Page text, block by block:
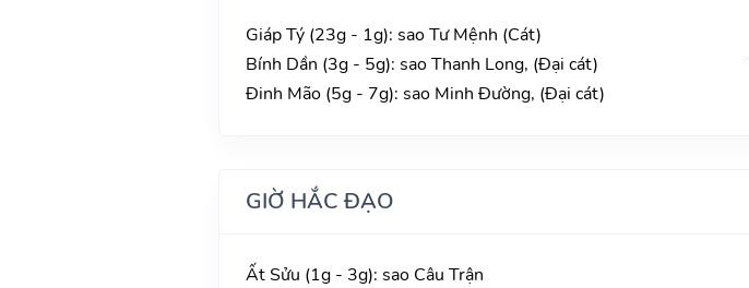
Giáp Tý (23g - 1g): sao Tư Mệnh (Cát)
Bính Dần (3g - 5g): sao Thanh Long, (Đại cát)
Đinh Mão (5g - 7g): sao Minh Đường, (Đại cát)
GIỜ HẮC ĐẠO
Ất Sửu (1g - 3g): sao Câu Trận